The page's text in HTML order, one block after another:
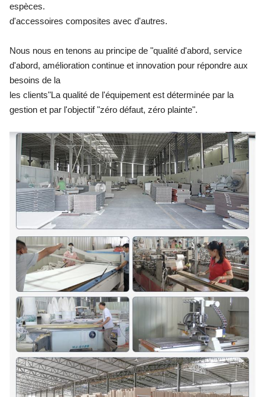
espèces.
d'accessoires composites avec d'autres.
Nous nous en tenons au principe de "qualité d'abord, service
d'abord, amélioration continue et innovation pour répondre aux
besoins de la
les clients"La qualité de l'équipement est déterminée par la
gestion et par l'objectif "zéro défaut, zéro plainte".